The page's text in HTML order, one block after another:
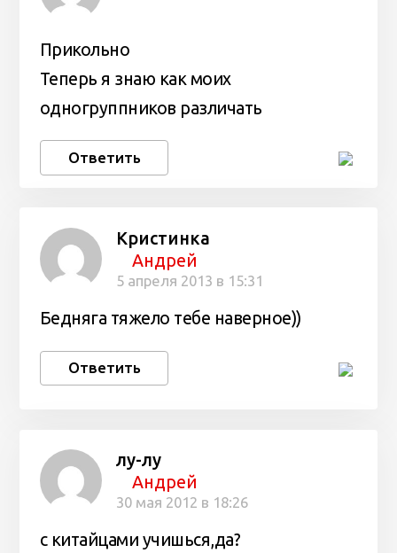
Прикольно
Теперь я знаю как моих
одногруппников различать
Ответить
Кристинка
Андрей
5 апреля 2013 в 15:31
Бедняга тяжело тебе наверное))
Ответить
лу-лу
Андрей
30 мая 2012 в 18:26
с китайцами учишься,да?